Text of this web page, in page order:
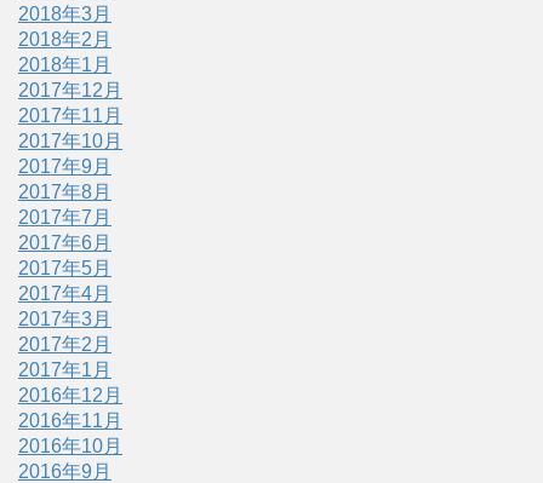
2018年3月
2018年2月
2018年1月
2017年12月
2017年11月
2017年10月
2017年9月
2017年8月
2017年7月
2017年6月
2017年5月
2017年4月
2017年3月
2017年2月
2017年1月
2016年12月
2016年11月
2016年10月
2016年9月